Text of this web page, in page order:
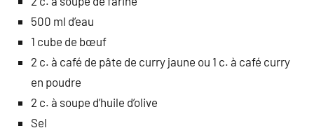
500 ml d’eau
1 cube de bœuf
2 c. à café de pâte de curry jaune ou 1 c. à café curry
en poudre
2 c. à soupe d’huile d’olive
Sel